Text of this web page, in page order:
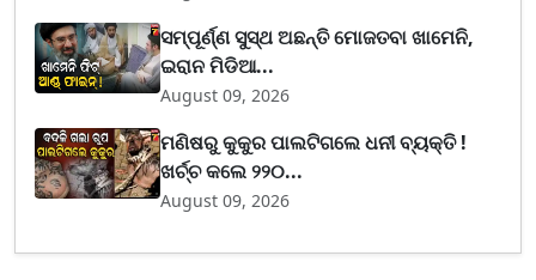
ସମ୍ପୂର୍ଣ୍ଣ ସୁସ୍ଥ ଅଛନ୍ତି ମୋଜତବା ଖାମେନି,
ଇରାନ ମିଡିଆ...
August 09, 2026
ମଣିଷରୁ କୁକୁର ପାଲଟିଗଲେ ଧନୀ ବ୍ୟକ୍ତି !
ଖର୍ଚ୍ଚ କଲେ ୨୨୦...
August 09, 2026